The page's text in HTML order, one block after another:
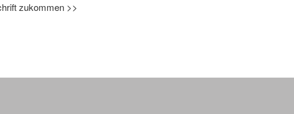
zukommen >>